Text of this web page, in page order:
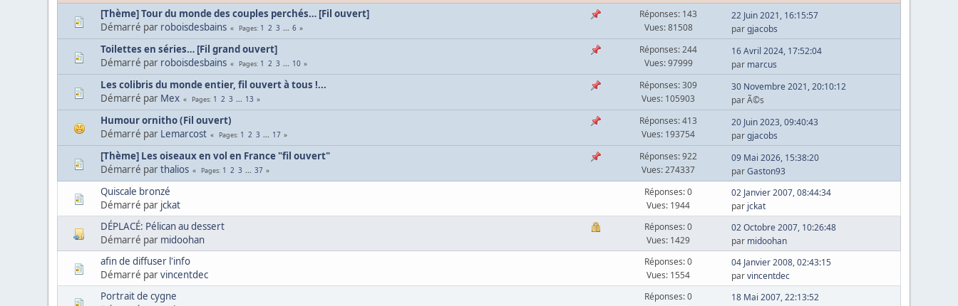
[Thème] Tour du monde des couples perchés… [Fil ouvert]
Démarré par roboisdesbains Pages 1 2 3 ... 6
Réponses: 143
Vues: 81508
22 Juin 2021, 16:15:57
pargjacobs
Toilettes en séries… [Fil grand ouvert]
Démarré par roboisdesbains Pages 1 2 3 ... 10
Réponses: 244
Vues: 97999
16 Avril 2024, 17:52:04
par marcus
Les colibris du monde entier, fil ouvert à tous !...
Démarré par Mex Pages 1 2 3 ... 13
Réponses: 309
Vues: 105903
30 Novembre 2021, 20:10:12
par Ã©s
Humour ornitho (Fil ouvert)
Démarré par Lemarcost Pages 1 2 3 ... 17
Réponses: 413
Vues: 193754
20 Juin 2023, 09:40:43
pargjacobs
[Thème] Les oiseaux en vol en France "fil ouvert"
Démarré parthalios Pages 1 2 3 ... 37
Réponses: 922
Vues: 274337
09 Mai 2026, 15:38:20
parGaston93
Quiscale bronzé
Démarré par jckat
Réponses: 0
Vues: 1944
02 Janvier 2007, 08:44:34
par jckat
DÉPLACÉ: Pélican au dessert
Démarré par midoohan
Réponses: 0
Vues: 1429
02 Octobre 2007, 10:26:48
par midoohan
afin de diffuser l'info
Démarré parvincentdec
Réponses: 0
Vues: 1554
04 Janvier 2008, 02:43:15
parvincentdec
Portrait de cygne
Réponses: 0
18 Mai 2007, 22:13:52